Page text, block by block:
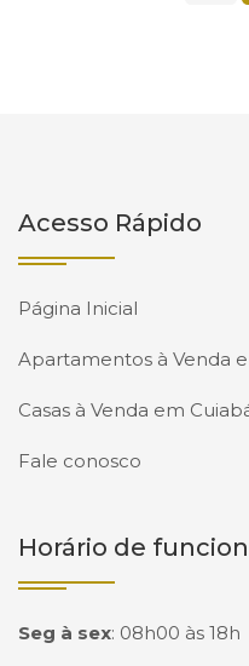
Acesso Rápido
Página Inicial
Apartamentos à Venda
Casas à Venda em
Fale conosco
Horário de
Seg à sex: 08h00 às 18h